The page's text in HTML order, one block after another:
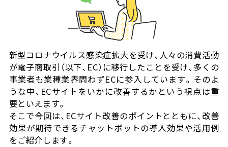
導入事例
流れ / サポート体制
コラム
新型コロナウイルス感染症拡大を受け、人々の消費活動
が電子商取引（以下、EC）に移行したことを受け、多くの
事業者も業種業界問わずECに参入しています。そのよ
うな中、ECサイトをいかに改善するかという視点は重
要といえます。
そこで今回は、ECサイト改善のポイントとともに、改善
効果が期待できるチャットボットの導入効果や活用例
をご紹介します。